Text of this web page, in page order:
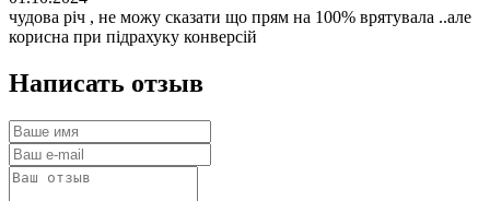
чудова річ , не можу сказати що прям на 100% врятувала ..але
корисна при підрахуку конверсій
Написать отзыв